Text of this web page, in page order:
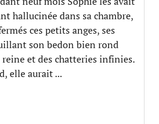
hallucinée dans sa chambre,
ces petits anges, ses
son bedon bien rond
et des chatteries infinies.
elle aurait ...